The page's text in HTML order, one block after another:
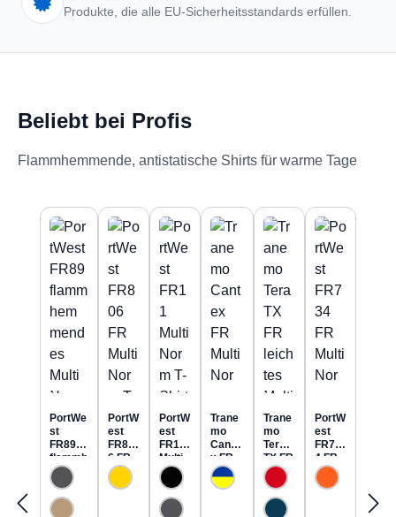
Produkte, die alle EU-Sicherheitsstandards erfüllen.
Beliebt bei Profis
Flammhemmende, antistatische Shirts für warme Tage
Produktgalerie überspringen
PortWe
st
FR89
flammh
emmen
des
MultiNo
rm
PortW
est
FR80
6 FR
MultiN
orm T-
PortW
est
FR11
Multi
Norm
T-
Shirt
langar
Trane
mo
Cante
x FR
MultiN
orm
Trane
mo
Tera
TX FR
leicht
es
MultiN
orm
PortW
est
FR73
4 FR
MultiN
orm